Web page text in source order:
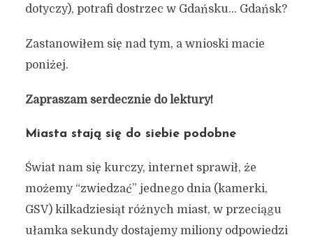
dotyczy), potrafi dostrzec w Gdańsku… Gdańsk?
Zastanowiłem się nad tym, a wnioski macie
poniżej.
Zapraszam serdecznie do lektury!
Miasta stają się do siebie podobne
Świat nam się kurczy, internet sprawił, że
możemy “zwiedzać” jednego dnia (kamerki,
GSV) kilkadziesiąt różnych miast, w przeciągu
ułamka sekundy dostajemy miliony odpowiedzi